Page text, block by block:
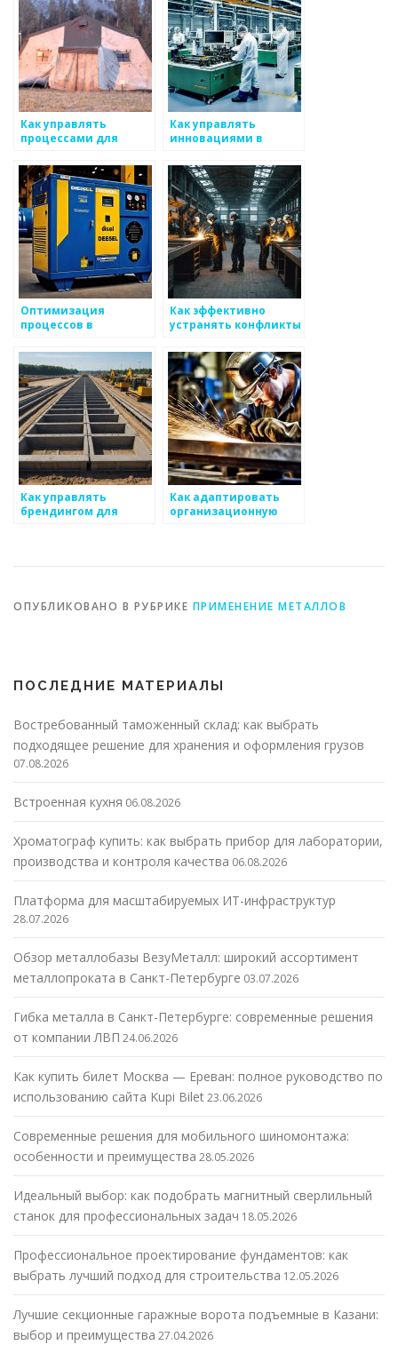
Как управлять
процессами для
производительности
Как управлять
инновациями в
металлических
изделий
Оптимизация
процессов в
Как эффективно
устранять конфликты
сфере
металлоизделий
Как управлять
брендингом для
Как адаптировать
организационную
ОПУБЛИКОВАНО В РУБРИКЕ ПРИМЕНЕНИЕ МЕТАЛЛОВ
ПОСЛЕДНИЕ МАТЕРИАЛЫ
Востребованный таможенный склад: как выбрать
подходящее решение для хранения и оформления грузов
07.08.2026
Встроенная кухня 06.08.2026
Хроматограф купить: как выбрать прибор для лаборатории,
производства и контроля качества 06.08.2026
Платформа для масштабируемых ИТ-инфраструктур
28.07.2026
Обзор металлобазы ВезуМеталл: широкий ассортимент
металлопроката в Санкт-Петербурге 03.07.2026
Гибка металла в Санкт-Петербурге: современные решения
от компании ЛВП 24.06.2026
Как купить билет Москва — Ереван: полное руководство по
использованию сайта Kupi Bilet23.06.2026
Современные решения для мобильного шиномонтажа:
особенности и преимущества 28.05.2026
Идеальный выбор: как подобрать магнитный сверлильный
станок для профессиональных задач 18.05.2026
Профессиональное проектирование фундаментов: как
выбрать лучший подход для строительства 12.05.2026
Лучшие секционные гаражные ворота подъемные в Казани:
выбор и преимущества 27.04.2026